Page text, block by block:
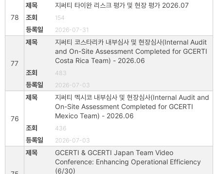
78
지써티 타이완 리스크 평가 및 현장 평가 2026.07
154
2026-07-31
77
지써티 코스타리카 내부심사 및 현장심사(Internal Audit
and On-Site Assessment Completed for GCERTI
Costa Rica Team) - 2026.06
483
2026-07-03
76
지써티 멕시코 내부심사 및 현장심사(Internal Audit and
On-Site Assessment Completed for GCERTI
Mexico Team) - 2026.06
436
2026-07-03
GCERTI & GCERTI Japan Team Video
Conference: Enhancing Operational Efficiency
(6/30)